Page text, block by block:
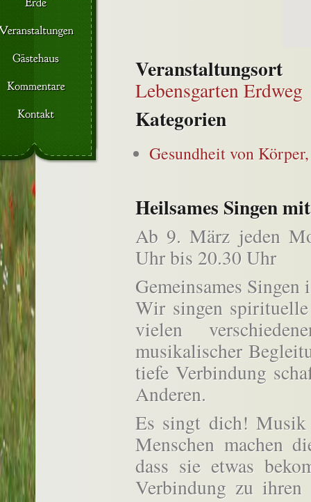
Veranstaltungsort
Lebensgarten Erdweg
Kategorien
Gesundheit von
Heilsames Singen
Ab 9. März jeden
Uhr bis 20.30 Uhr
Gemeinsames
Wir singen
vielen
musikalischer
tiefe Verbindung
Anderen.
Es singt dich! Musik
Menschen machen
dass sie etwas
Verbindung zu